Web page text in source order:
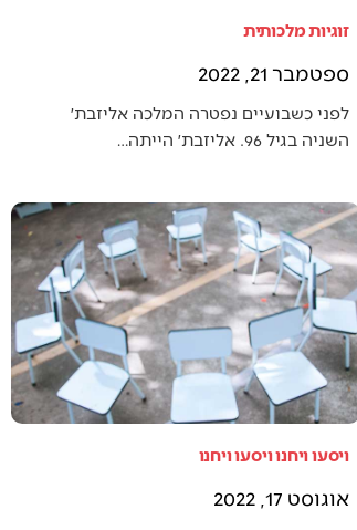
זוגיות מלכותית
ספטמבר 21, 2022
לפני כשבועיים נפטרה המלכה אליזבת׳
השניה בגיל 96. אליזבת׳ הייתה…
ויסעו ויחנו ויסעו ויחנו
אוגוסט 17, 2022